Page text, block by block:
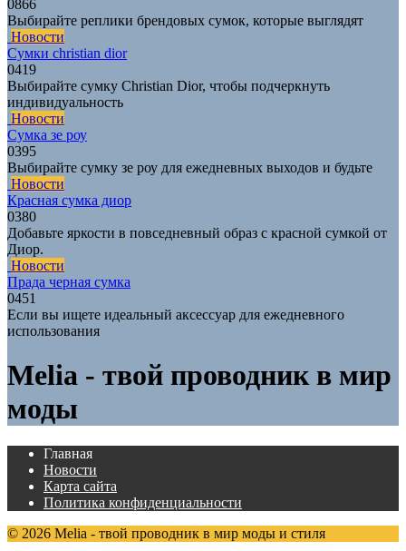
0866
Выбирайте реплики брендовых сумок, которые выглядят
Новости
Сумки christian dior
0419
Выбирайте сумку Christian Dior, чтобы подчеркнуть
индивидуальность
Новости
Сумка зе роу
0395
Выбирайте сумку зе роу для ежедневных выходов и будьте
Новости
Красная сумка диор
0380
Добавьте яркости в повседневный образ с красной сумкой от
Диор.
Новости
Прада черная сумка
0451
Если вы ищете идеальный аксессуар для ежедневного
использования
Melia - твой проводник в мир
моды
Главная
Новости
Карта сайта
Политика конфиденциальности
© 2026 Melia - твой проводник в мир моды и стиля